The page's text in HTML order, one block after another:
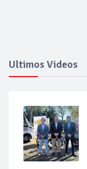
Ultimos Videos